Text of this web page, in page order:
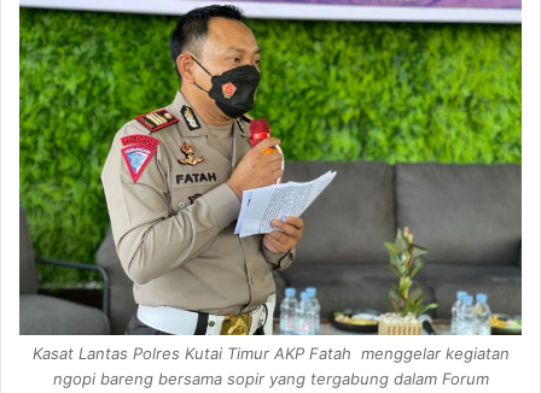
Kasat Lantas Polres Kutai Timur AKP Fatah menggelar kegiatan
ngopi bareng bersama sopir yang tergabung dalam Forum